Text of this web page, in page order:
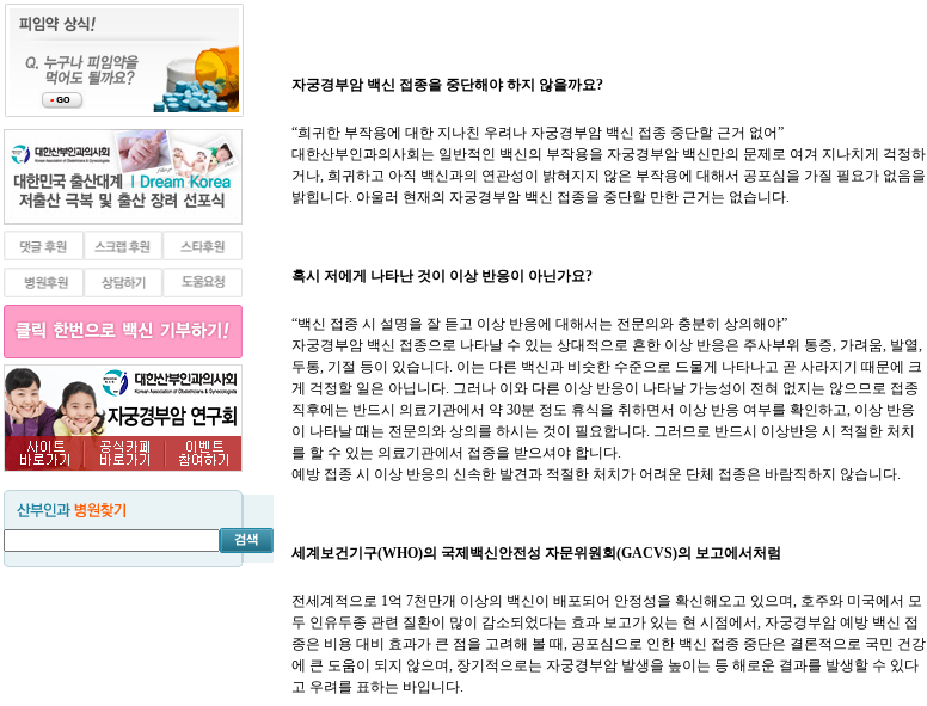
자궁경부암 백신 접종을 중단해야 하지 않을까요?
“희귀한 부작용에 대한 지나친 우려나 자궁경부암 백신 접종 중단할 근거 없어”
대한산부인과의사회는 일반적인 백신의 부작용을 자궁경부암 백신만의 문제로 여겨 지나치게 걱정하
거나, 희귀하고 아직 백신과의 연관성이 밝혀지지 않은 부작용에 대해서 공포심을 가질 필요가 없음을
밝힙니다. 아울러 현재의 자궁경부암 백신 접종을 중단할 만한 근거는 없습니다.
혹시 저에게 나타난 것이 이상 반응이 아닌가요?
“백신 접종 시 설명을 잘 듣고 이상 반응에 대해서는 전문의와 충분히 상의해야”
자궁경부암 백신 접종으로 나타날 수 있는 상대적으로 흔한 이상 반응은 주사부위 통증, 가려움, 발열,
두통, 기절 등이 있습니다. 이는 다른 백신과 비슷한 수준으로 드물게 나타나고 곧 사라지기 때문에 크
게 걱정할 일은 아닙니다. 그러나 이와 다른 이상 반응이 나타날 가능성이 전혀 없지는 않으므로 접종
직후에는 반드시 의료기관에서 약 30분 정도 휴식을 취하면서 이상 반응 여부를 확인하고, 이상 반응
이 나타날 때는 전문의와 상의를 하시는 것이 필요합니다. 그러므로 반드시 이상반응 시 적절한 처치
를 할 수 있는 의료기관에서 접종을 받으셔야 합니다.
예방 접종 시 이상 반응의 신속한 발견과 적절한 처치가 어려운 단체 접종은 바람직하지 않습니다.
세계보건기구(WHO)의 국제백신안전성 자문위원회(GACVS)의 보고에서처럼
전세계적으로 1억 7천만개 이상의 백신이 배포되어 안정성을 확신해오고 있으며, 호주와 미국에서 모
두 인유두종 관련 질환이 많이 감소되었다는 효과 보고가 있는 현 시점에서, 자궁경부암 예방 백신 접
종은 비용 대비 효과가 큰 점을 고려해 볼 때, 공포심으로 인한 백신 접종 중단은 결론적으로 국민 건강
에 큰 도움이 되지 않으며, 장기적으로는 자궁경부암 발생을 높이는 등 해로운 결과를 발생할 수 있다
고 우려를 표하는 바입니다.